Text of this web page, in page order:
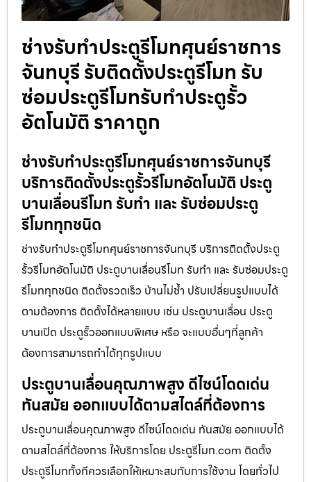
ช่างรับทำประตูรีโมทศุนย์ราชการ
จันทบุรี รับติดตั้งประตูรีโมท รับ
ซ่อมประตูรีโมทรับทำประตูรั้ว
อัตโนมัติ ราคาถูก
ช่างรับทำประตูรีโมทศุนย์ราชการจันทบุรี
บริการติดตั้งประตูรั้วรีโมทอัตโนมัติ ประตู
บานเลื่อนรีโมท รับทำ และ รับซ่อมประตู
รีโมททุกชนิด
ช่างรับทำประตูรีโมทศุนย์ราชการจันทบุรี บริการติดตั้งประตู
รั้วรีโมทอัตโนมัติ ประตูบานเลื่อนรีโมท รับทำ และ รับซ่อมประตู
รีโมททุกชนิด ติดตั้งรวดเร็ว บ้านไม่ช้ำ ปรับเปลี่ยนรูปแบบได้
ตามต้องการ ติดตั้งได้หลายแบบ เช่น ประตูบานเลื่อน ประตู
บานเปิด ประตูรั้วออกแบบพิเศษ หรือ จะแบบอื่นๆที่ลูกค้า
ต้องการสามารถทำได้ทุกรูปแบบ
ประตูบานเลื่อนคุณภาพสูง ดีไซน์โดดเด่น
ทันสมัย ออกแบบได้ตามสไตล์ที่ต้องการ
ประตูบานเลื่อนคุณภาพสูง ดีไซน์โดดเด่น ทันสมัย ออกแบบได้
ตามสไตล์ที่ต้องการ ให้บริการโดย ประตูรีโมท.com ติดตั้ง
ประตูรีโมททั้งทีควรเลือกให้เหมาะสมกับการใช้งาน โดยทั่วไป